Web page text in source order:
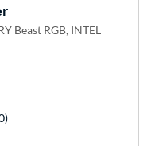
Beast RGB, INTEL